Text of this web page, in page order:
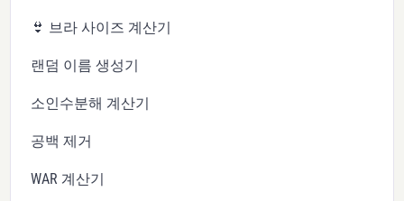
👙 브라 사이즈 계산기
랜덤 이름 생성기
소인수분해 계산기
공백 제거
WAR 계산기